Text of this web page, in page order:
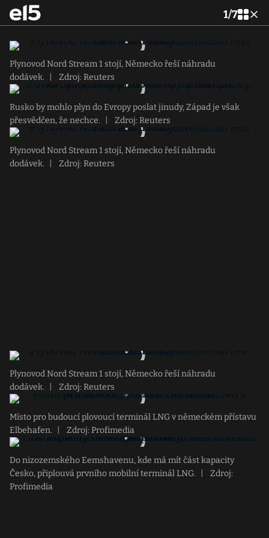
1/7
Plynovod Nord Stream 1 stojí, Německo řeší náhradu
dodávek.
Zdroj: Reuters
Rusko by mohlo plyn do Evropy poslat jinudy, Západ je však
přesvědčen, že nechce.
Zdroj: Reuters
Plynovod Nord Stream 1 stojí, Německo řeší náhradu
dodávek.
Zdroj: Reuters
Plynovod Nord Stream 1 stojí, Německo řeší náhradu
dodávek.
Zdroj: Reuters
Místo pro budoucí plovoucí terminál LNG v německém přístavu
Elbehafen.
Zdroj: Profimedia
Do nizozemského Eemshavenu, kde má mít část kapacity
Česko, připlouvá prvního mobilní terminál LNG.
Zdroj:
Profimedia